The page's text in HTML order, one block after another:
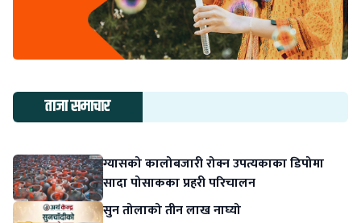
ताजा समाचार
ग्यासको कालोबजारी रोक्न उपत्यकाका डिपोमा
सादा पोसाकका प्रहरी परिचालन
सुन तोलाको तीन लाख नाघ्यो